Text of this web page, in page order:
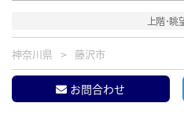
上階･眺
神奈川県 藤沢市
お問合わせ